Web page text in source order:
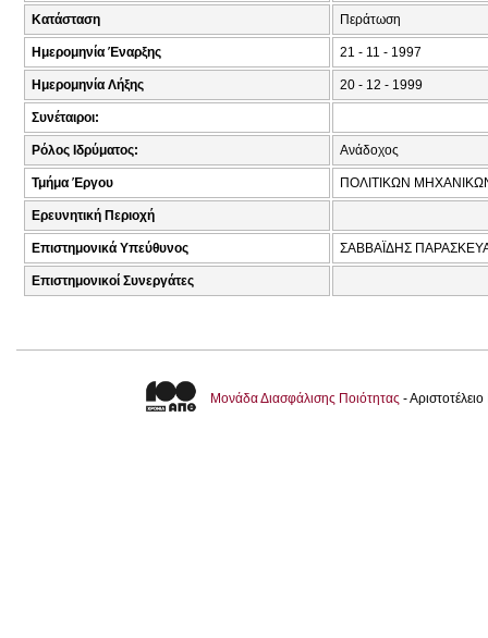
Κατάσταση Περάτωση
Ημερομηνία Έναρξης 21 - 11 - 1997
Ημερομηνία Λήξης 20 - 12 - 1999
Συνέταιροι:
Ρόλος Ιδρύματος: Ανάδοχος
Τμήμα Έργου ΠΟΛΙΤΙΚΩΝ
Ερευνητική Περιοχή
Επιστημονικά Υπεύθυνος ΣΑΒΒΑΪΔΗΣ
Επιστημονικοί Συνεργάτες
Μονάδα Διασφάλισης Ποιότητας -